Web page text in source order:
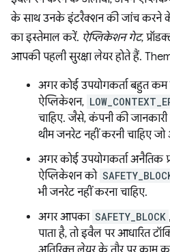
के साथ उनके इंटरैक्शन की जांच करने
का इस्तेमाल करें. ऐप्लिकेशन गेट,
आपकी पहली सुरक्षा लेयर होते हैं.
अगर कोई उपयोगकर्ता बहुत कम
ऐप्लिकेशन,
चाहिए. जैसे, कंपनी की
थीम जनरेट नहीं करनी चाहिए
अगर कोई उपयोगकर्ता अनैतिक
ऐप्लिकेशन को
भी जनरेट नहीं करना चाहिए.
अगर आपका SAFETY_BLOCK
पाता है, तो इवैल पर आधारित